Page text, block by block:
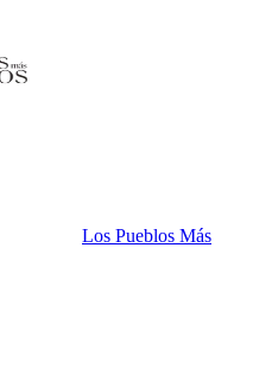
Los Pueblos Más